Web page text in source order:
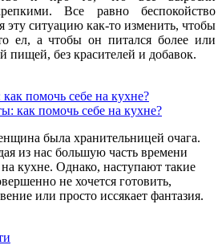
Все равно беспокойство
эту ситуацию как-то изменить, чтобы
ел, а чтобы он питался более или
пищей, без красителей и добавок.
помочь себе на кухне?
была хранительницей очага.
из нас большую часть времени
кухне. Однако, наступают такие
не хочется готовить,
или просто иссякает фантазия.